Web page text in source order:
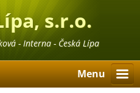
s.r.o.
- Interna - Česká Lípa
Menu